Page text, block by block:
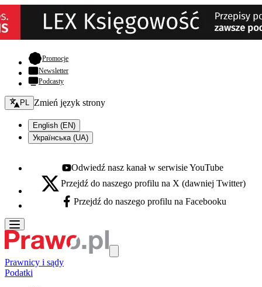
Promocje- otwiera się w nowej karcie
Newsletter
Podcasty
Zmień język - bieżący:
PL Zmień język strony
English (EN)
Українська (UA)
Youtube - otwiera się w nowej karcie
Odwiedź nasz kanał w serwisie YouTube
X - otwiera się w nowej karcie
Przejdź do naszego profilu na X (dawniej Twitter)
Facebook - otwiera się w nowej karcie
Przejdź do naszego profilu na Facebooku
Prawnicy i sądy
Podatki